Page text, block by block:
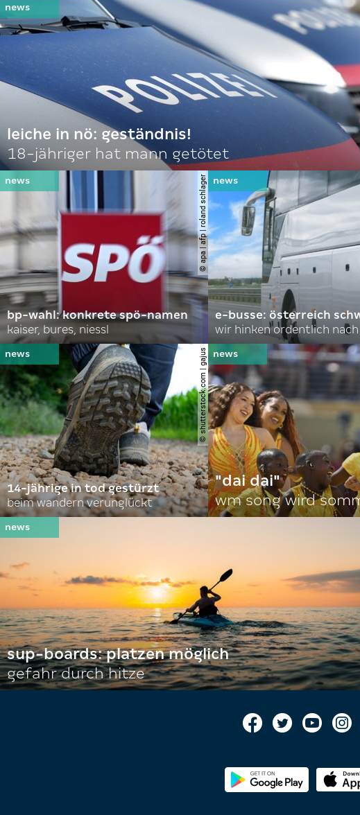
leiche in nö: geständnis!
18-jähriger hat mann getötet
© apa | afp | roland schlager
bp-wahl: konkrete spö-namen
kaiser, bures, niessl
e-busse: österreich
wir hinken ordentlich nach
© shutterstock.com | gajus
14-jährige in tod gestürzt
beim wandern verunglückt
"dai dai"
wm song wird
sup-boards: platzen möglich
gefahr durch hitze